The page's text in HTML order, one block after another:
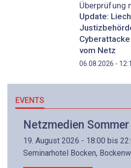
Überprüfung
Update:
vom Netz
06.08.2026 -
EVENTS
Netzmedien
19. August 2026 - 18:00 bis
Seminarhotel Bocken,